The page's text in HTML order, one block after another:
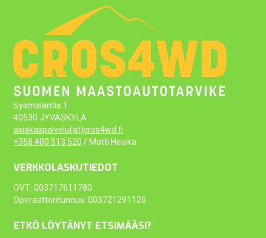
Sysmäläntie 1
40530 JYVÄSKYLÄ
asiakaspalvelu(at)cros4wd.fi
+358 400 513 520 / Matti Heiska
VERKKOLASKUTIEDOT
OVT: 003717611780
Operaattoritunnus: 003721291126
ETKÖ LÖYTÄNYT ETSIMÄÄSI?